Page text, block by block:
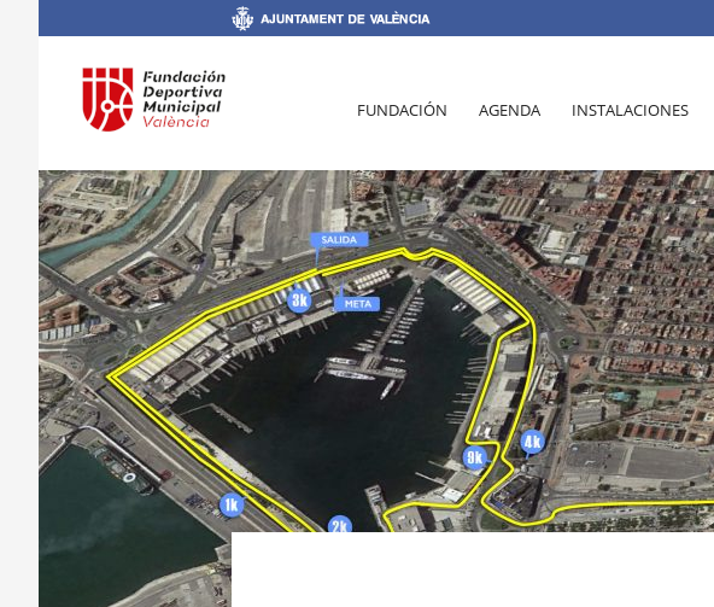
FUNDACIÓN AGENDA INSTALACIONES